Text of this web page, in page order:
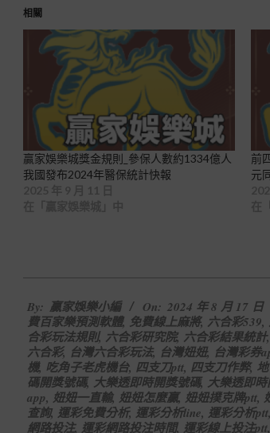
相關
贏家娛樂城獎金規則_參保人數約1334億人
我國發布2024年醫保統計快報
前
元
08-
17
By: 贏家娛樂小編 On: 2024 年 8 月 17 日
費百家樂預測軟體, 免費線上麻將, 六合彩539,
合彩玩法規則, 六合彩研究院, 六合彩結果統計,
六合彩, 台灣六合彩玩法, 台灣妞妞, 台灣彩券
機, 吃角子老虎機台, 四支刀ptt, 四支刀作弊,
碼開獎號碼, 大樂透即時開獎號碼, 大樂透即
app, 妞妞一直輸, 妞妞怎麼贏, 妞妞撲克牌ptt,
查詢, 運彩免費分析, 運彩分析line, 運彩分析ptt,
網路投注, 運彩網路投注時間, 運彩線上投注ptt,